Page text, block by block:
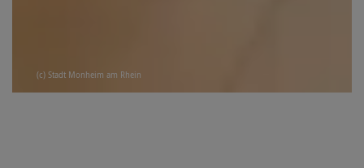
(c) Stadt Monheim am Rhein